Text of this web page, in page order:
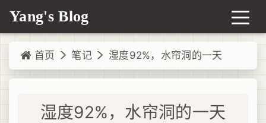
Yang's Blog
首页 笔记 湿度92%，水帘洞的一天
湿度92%，水帘洞的一天